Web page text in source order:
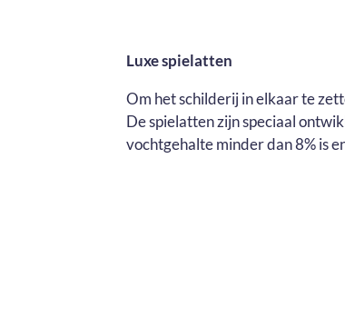
Luxe spielatten
Om het schilderij in elkaar te
De spielatten zijn speciaal
vochtgehalte minder dan 8% is